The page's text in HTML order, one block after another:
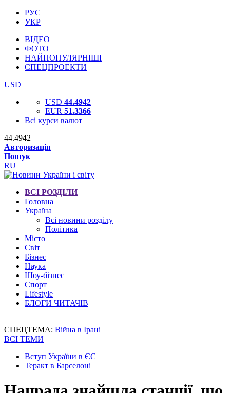
РУС
УКР
ВІДЕО
ФОТО
НАЙПОПУЛЯРНІШІ
СПЕЦПРОЕКТИ
USD
USD 44.4942
EUR 51.3366
Всі курси валют
44.4942
Авторизація
Пошук
RU
ВСІ РОЗДІЛИ
Головна
Україна
Всі новини розділу
Політика
Місто
Світ
Бізнес
Наука
Шоу-бізнес
Спорт
Lifestyle
БЛОГИ ЧИТАЧІВ
СПЕЦТЕМА: Війна в Ірані
ВСІ ТЕМИ
Вступ України в ЄС
Теракт в Барселоні